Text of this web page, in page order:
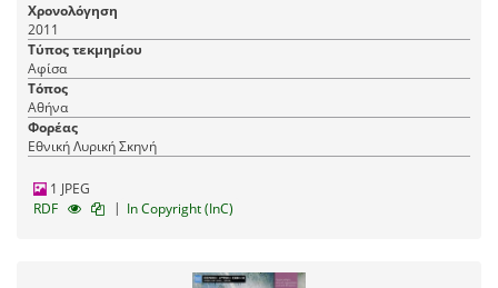
Χρονολόγηση
2011
Τύπος τεκμηρίου
Αφίσα
Τόπος
Αθήνα
Φορέας
Εθνική Λυρική Σκηνή
1 JPEG
RDF
| In Copyright (InC)